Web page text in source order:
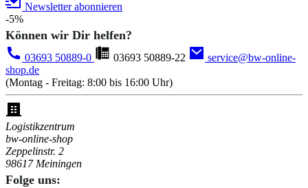
Newsletter abonnieren
-5%
Können wir Dir helfen?
03693 50889-0 03693 50889-22
service@bw-online-
shop.de
(Montag - Freitag: 8:00 bis 16:00 Uhr)
Logistikzentrum
bw-online-shop
Zeppelinstr. 2
98617 Meiningen
Folge uns: